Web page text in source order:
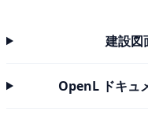
建設図
OpenL ドキュ